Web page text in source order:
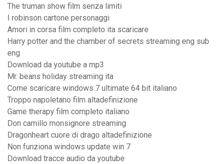
The truman show film senza limiti
I robinson cartone personaggi
Amori in corsa film completo ita scaricare
Harry potter and the chamber of secrets streaming eng sub
eng
Download da youtube a mp3
Mr. beans holiday streaming ita
Come scaricare windows 7 ultimate 64 bit italiano
Troppo napoletano film altadefinizione
Game therapy film completo italiano
Don camillo monsignore streaming
Dragonheart cuore di drago altadefinizione
Non funziona windows update win 7
Download tracce audio da youtube